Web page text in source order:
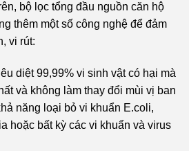
bộ lọc tổng đầu nguồn căn hộ
thêm một số công nghệ để đảm
vi rút:
diệt 99,99% vi sinh vật có hại mà
và không làm thay đổi mùi vị ban
năng loại bỏ vi khuẩn E.coli,
hoặc bất kỳ các vi khuẩn và virus